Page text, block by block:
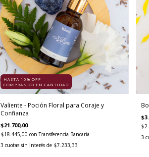
HASTA 15% OFF
COMPRANDO EN CANTIDAD
Valiente - Poción Floral para Coraje y
Confianza
$21.700,00
$18.445,00 con Transferencia Bancaria
3 cuotas sin interés de $7.233,33
3